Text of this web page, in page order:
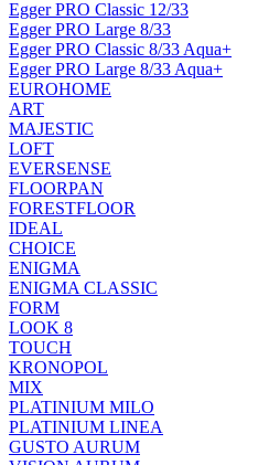
Egger PRO Classic 12/33
Egger PRO Large 8/33
Egger PRO Classic 8/33 Aqua+
Egger PRO Large 8/33 Aqua+
EUROHOME
ART
MAJESTIC
LOFT
EVERSENSE
FLOORPAN
FORESTFLOOR
IDEAL
CHOICE
ENIGMA
ENIGMA CLASSIC
FORM
LOOK 8
TOUCH
KRONOPOL
MIX
PLATINIUM MILO
PLATINIUM LINEA
GUSTO AURUM